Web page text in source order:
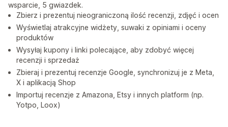
wsparcie, 5 gwiazdek.
Zbierz i prezentuj nieograniczoną ilość recenzji, zdjęć i ocen
Wyświetlaj atrakcyjne widżety, suwaki z opiniami i oceny
produktów
Wysyłaj kupony i linki polecające, aby zdobyć więcej
recenzji i sprzedaż
Zbieraj i prezentuj recenzje Google, synchronizuj je z Meta,
X i aplikacją Shop
Importuj recenzje z Amazona, Etsy i innych platform (np.
Yotpo, Loox)